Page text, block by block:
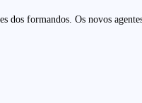
formandos. Os novos